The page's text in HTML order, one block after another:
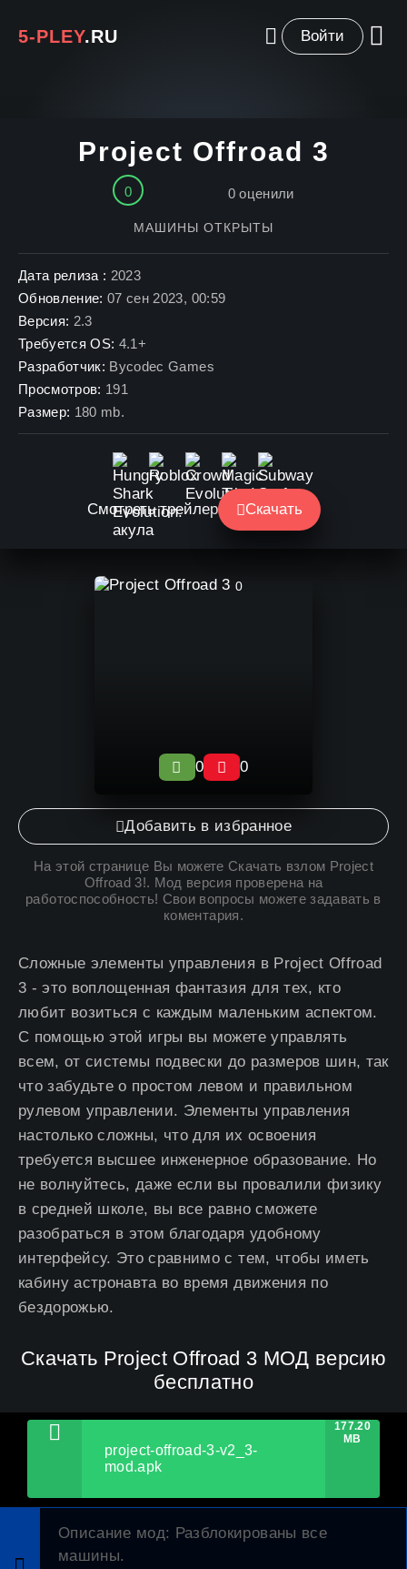
5-PLEY.RU Войти
Project Offroad 3
0 0оценили
МАШИНЫ ОТКРЫТЫ
Дата релиза : 2023
Обновление: 07 сен 2023, 00:59
Версия: 2.3
Требуется OS: 4.1+
Разработчик: Bycodec Games
Просмотров: 191
Размер: 180 mb.
Смотреть трейлер Скачать
0
0 0
Добавить в избранное
На этой странице Вы можете Скачать взлом Project
Offroad 3!. Мод версия проверена на
работоспособность! Свои вопросы можете задавать в
коментария.
Сложные элементы управления в Project Offroad
3 - это воплощенная фантазия для тех, кто
любит возиться с каждым маленьким аспектом.
С помощью этой игры вы можете управлять
всем, от системы подвески до размеров шин, так
что забудьте о простом левом и правильном
рулевом управлении. Элементы управления
настолько сложны, что для их освоения
требуется высшее инженерное образование. Но
не волнуйтесь, даже если вы провалили физику
в средней школе, вы все равно сможете
разобраться в этом благодаря удобному
интерфейсу. Это сравнимо с тем, чтобы иметь
кабину астронавта во время движения по
бездорожью.
Скачать Project Offroad 3 МОД версию
бесплатно
project-offroad-3-v2_3-
mod.apk
177.20
MB
Описание мод: Разблокированы все
машины.